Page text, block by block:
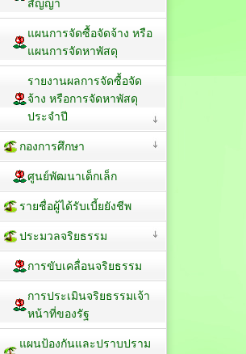
สัญญา
แผนการจัดซื้อจัดจ้าง หรือ
แผนการจัดหาพัสดุ
รายงานผลการจัดซื้อจัด
จ้าง หรือการจัดหาพัสดุ
ประจำปี
กองการศึกษา
ศูนย์พัฒนาเด็กเล็ก
รายชื่อผู้ได้รับเบี้ยยังชีพ
ประมวลจริยธรรม
การขับเคลื่อนจริยธรรม
การประเมินจริยธรรมเจ้า
หน้าที่ของรัฐ
แผนป้องกันและปราบปราม